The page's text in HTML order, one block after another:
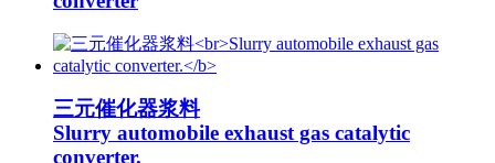
三元催化器浆料
Slurry automobile exhaust gas catalytic
converter.